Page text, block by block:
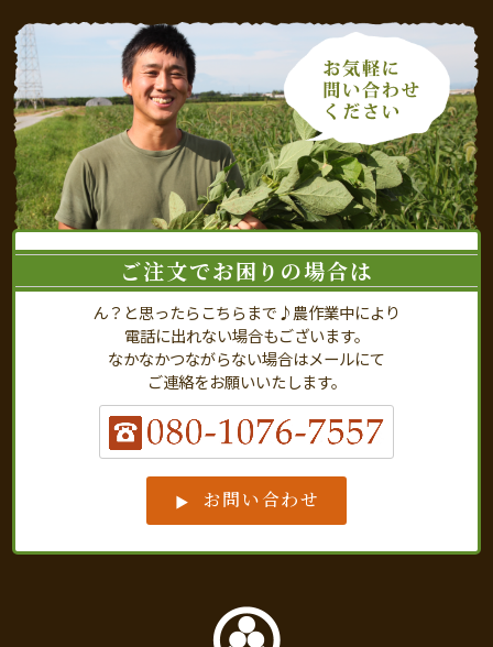
ご注文でお困りの場合は
ん？と思ったらこちらまで♪農作業中により
電話に出れない場合もございます。
なかなかつながらない場合はメールにて
ご連絡をお願いいたします。
お問い合わせ